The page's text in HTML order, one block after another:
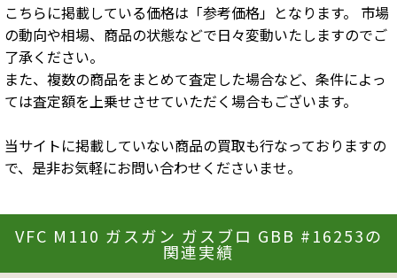
こちらに掲載している価格は「参考価格」となります。 市場
の動向や相場、商品の状態などで日々変動いたしますのでご
了承ください。
また、複数の商品をまとめて査定した場合など、条件によっ
ては査定額を上乗せさせていただく場合もございます。
当サイトに掲載していない商品の買取も行なっておりますの
で、是非お気軽にお問い合わせくださいませ。
VFC M110 ガスガン ガスブロ GBB #16253の
関連実績